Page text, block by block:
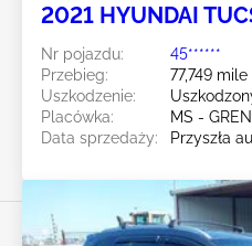
2021 HYUNDAI
Nr pojazdu:
45******
Przebieg:
77,749 mile
Uszkodzenie:
Placówka:
MS -
Data sprzedaży:
Przyszła